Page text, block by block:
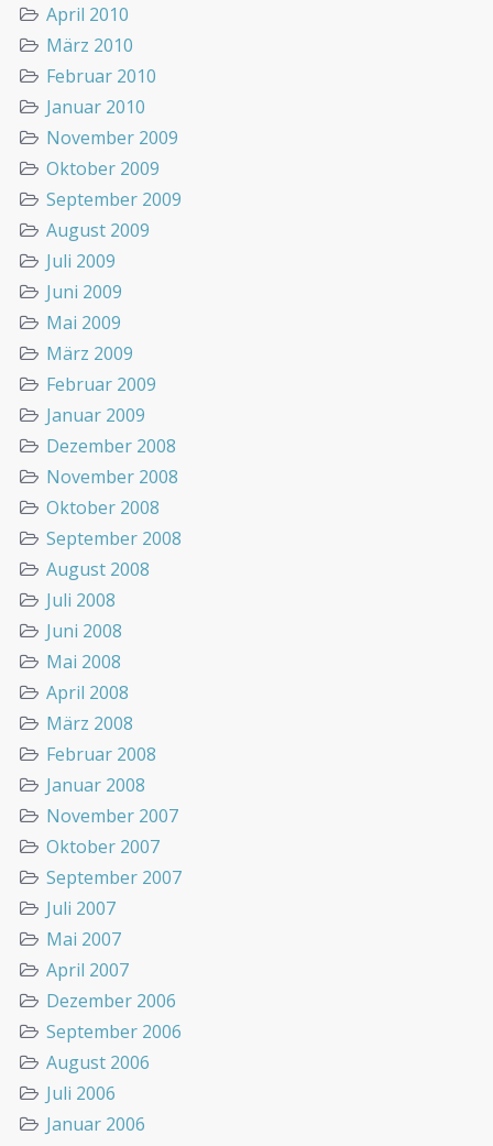
April 2010
März 2010
Februar 2010
Januar 2010
November 2009
Oktober 2009
September 2009
August 2009
Juli 2009
Juni 2009
Mai 2009
März 2009
Februar 2009
Januar 2009
Dezember 2008
November 2008
Oktober 2008
September 2008
August 2008
Juli 2008
Juni 2008
Mai 2008
April 2008
März 2008
Februar 2008
Januar 2008
November 2007
Oktober 2007
September 2007
Juli 2007
Mai 2007
April 2007
Dezember 2006
September 2006
August 2006
Juli 2006
Januar 2006